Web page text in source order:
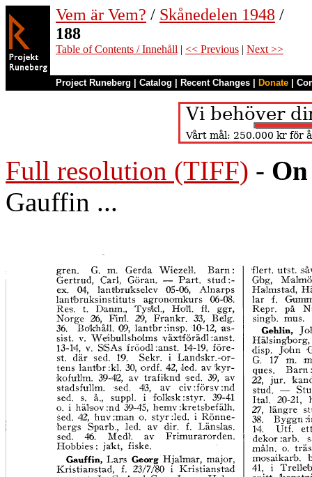
Vem är Vem? / Skånedelen 1948 /
188
Table of Contents / Innehåll | << Previous | Next >>
Project Runeberg Catalog Recent Changes Donate
Full resolution (TIFF) -
Gauffin ...